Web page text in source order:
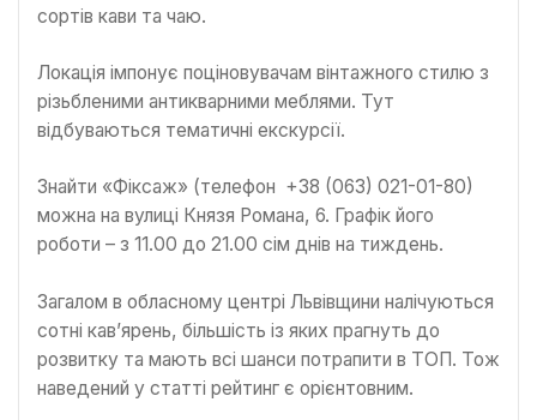
сортів кави та чаю.
Локація імпонує поціновувачам вінтажного стилю з
різьбленими антикварними меблями. Тут
відбуваються тематичні екскурсії.
Знайти «Фіксаж» (телефон +38 (063) 021-01-80)
можна на вулиці Князя Романа, 6. Графік його
роботи – з 11.00 до 21.00 сім днів на тиждень.
Загалом в обласному центрі Львівщини налічуються
сотні кав’ярень, більшість із яких прагнуть до
розвитку та мають всі шанси потрапити в ТОП. Тож
наведений у статті рейтинг є орієнтовним.